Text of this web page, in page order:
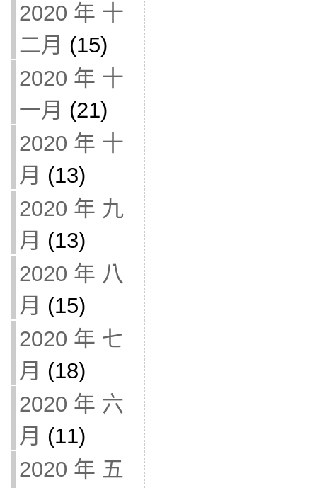
2020 年 十
二月 (15)
2020 年 十
一月 (21)
2020 年 十
月 (13)
2020 年 九
月 (13)
2020 年 八
月 (15)
2020 年 七
月 (18)
2020 年 六
月 (11)
2020 年 五